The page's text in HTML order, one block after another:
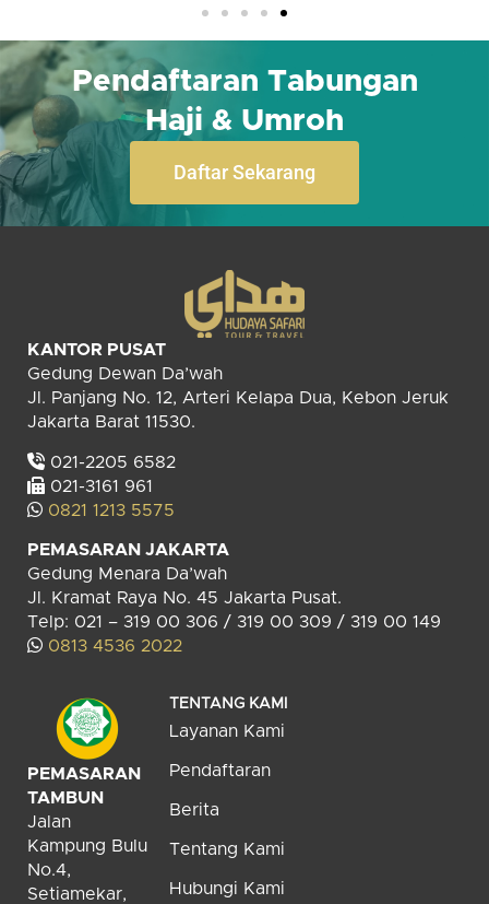
Pendaftaran Tabungan
Haji & Umroh
Daftar Sekarang
KANTOR PUSAT
Gedung Dewan Da’wah
Jl. Panjang No. 12, Arteri Kelapa Dua, Kebon Jeruk
Jakarta Barat 11530.
021-2205 6582
021-3161 961
0821 1213 5575
PEMASARAN JAKARTA
Gedung Menara Da’wah
Jl. Kramat Raya No. 45 Jakarta Pusat.
Telp: 021 – 319 00 306 / 319 00 309 / 319 00 149
0813 4536 2022
PEMASARAN
TAMBUN
Jalan
Kampung Bulu
No.4,
Setiamekar,
TENTANG KAMI
Layanan Kami
Pendaftaran
Berita
Tentang Kami
Hubungi Kami